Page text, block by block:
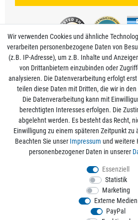
Mein Konto
Informationen
Rechtliche Angaben
Alle Preise sind inkl. der gesetzlichen
Kostenloser Versand ab 50€ Bestellwert nur
© 2026 aquaristikwelt24. Alle Rechte vorbehalten.
Wir verwenden Cookies und ähnliche
verarbeiten personenbezogene Daten von
(z.B. IP-Adresse), um z.B. Inhalte und
von Drittanbietern einzubinden oder
analysieren. Die Datenverarbeitung erfolgt
teilen diese Daten mit Dritten, die wir in
Die Datenverarbeitung kann mit
berechtigten Interesses erfolgen. Die
abgelehnt werden. Es besteht das Recht,
Einwilligung zu einem späteren Zeitpunkt zu
Beachten Sie unser Impressum und weitere
personenbezogener Daten in unserer
Essenziell
Statistik
Marketing
Externe Medien
PayPal